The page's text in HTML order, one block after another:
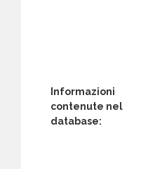
Informazioni
contenute nel
database: